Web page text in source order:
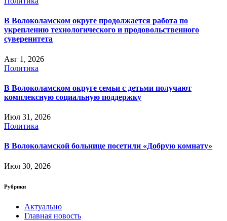
В Волоколамском округе продолжается работа по
укреплению технологического и продовольственного
суверенитета
Авг 1, 2026
Политика
В Волоколамском округе семьи с детьми получают
комплексную социальную поддержку
Июл 31, 2026
Политика
В Волоколамской больнице посетили «Добрую комнату»
Июл 30, 2026
Рубрики
Актуально
Главная новость